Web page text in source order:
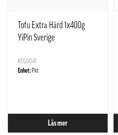
Tofu Extra Hård 1x400g
YiPin Sverige
KFG0041
Enhet: Pkt
Läs mer